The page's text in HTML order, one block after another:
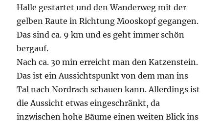
Halle gestartet und den Wanderweg mit der
gelben Raute in Richtung Mooskopf gegangen.
Das sind ca. 9 km und es geht immer schön
bergauf.
Nach ca. 30 min erreicht man den Katzenstein.
Das ist ein Aussichtspunkt von dem man ins
Tal nach Nordrach schauen kann. Allerdings ist
die Aussicht etwas eingeschränkt, da
inzwischen hohe Bäume einen weiten Blick ins